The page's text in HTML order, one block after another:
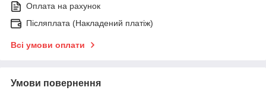
Оплата на рахунок
Післяплата (Накладений платіж)
Всі умови оплати
Умови повернення